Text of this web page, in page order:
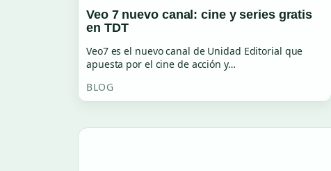
Veo 7 nuevo canal: cine y series gratis
en TDT
Veo7 es el nuevo canal de Unidad Editorial que
apuesta por el cine de acción y…
BLOG